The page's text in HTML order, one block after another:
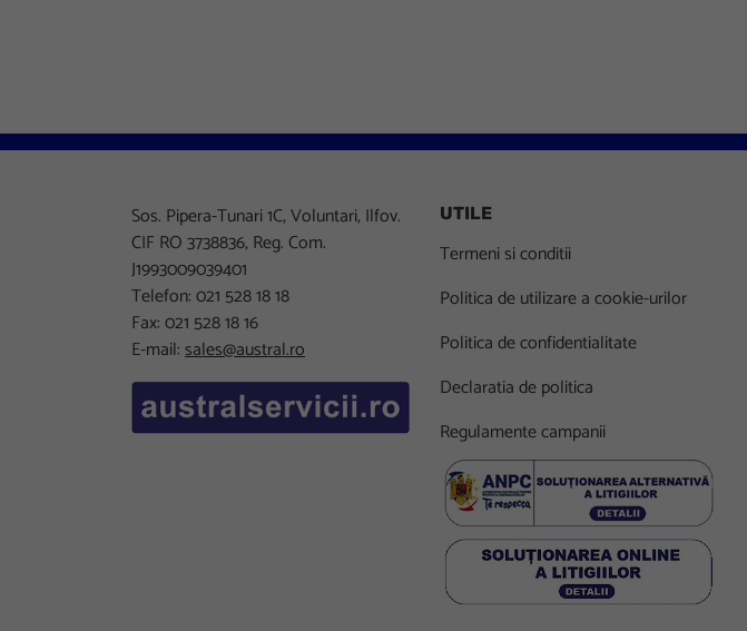
Sos. Pipera-Tunari 1C, Voluntari, Ilfov.
CIF RO 3738836, Reg. Com.
J1993009039401
Telefon: 021 528 18 18
Fax: 021 528 18 16
E-mail:sales@austral.ro
UTILE
Termeni si conditii
Politica de utilizare a cookie-urilor
Politica de confidentialitate
Declaratia de politica
Regulamente campanii